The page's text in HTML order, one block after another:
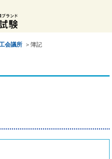
会議所 ＞簿記